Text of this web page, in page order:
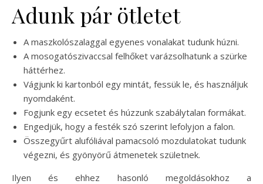
Adunk pár ötletet
A maszkolószalaggal egyenes vonalakat tudunk húzni.
A mosogatószivaccsal felhőket varázsolhatunk a szürke
háttérhez.
Vágjunk ki kartonból egy mintát, fessük le, és használjuk
nyomdaként.
Fogjunk egy ecsetet és húzzunk szabálytalan formákat.
Engedjük, hogy a festék szó szerint lefolyjon a falon.
Összegyűrt alufóliával pamacsoló mozdulatokat tudunk
végezni, és gyönyörű átmenetek születnek.
Ilyen és ehhez hasonló megoldásokhoz a